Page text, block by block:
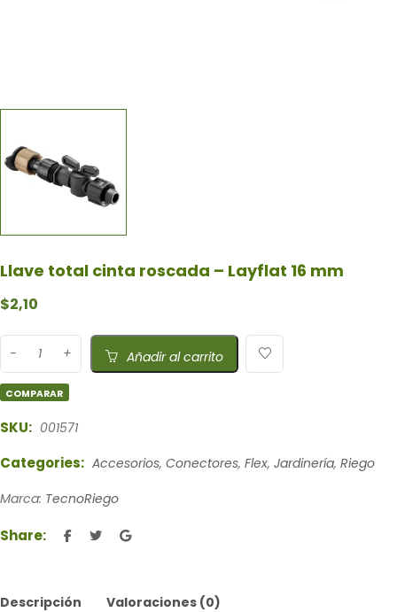
Llave total cinta roscada – Layflat 16 mm
$2,10
Añadir al carrito
COMPARAR
SKU: 001571
Categories: Accesorios, Conectores, Flex, Jardinería, Riego
Marca: TecnoRiego
Share:
Descripción Valoraciones (0)